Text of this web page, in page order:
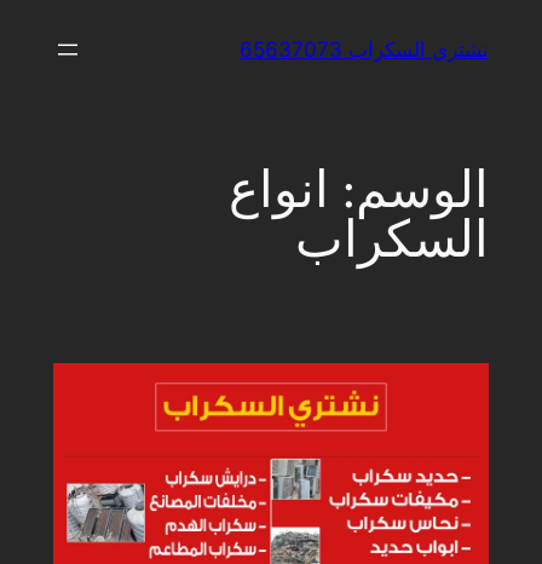
نشتري السكراب ​65637073
الوسم: انواع
السكراب